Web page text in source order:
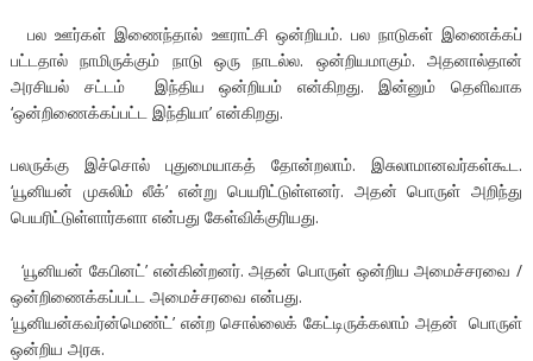
பல ஊர்கள் இணைந்தால் ஊராட்சி ஒன்றியம். பல நாடுகள் இணைக்கப்
பட்டதால் நாமிருக்கும் நாடு ஒரு நாடல்ல. ஒன்றியமாகும். அதனால்தான்
அரசியல் சட்டம் இந்திய ஒன்றியம் என்கிறது. இன்னும் தெளிவாக
‘ஒன்றிணைக்கப்பட்ட இந்தியா’ என்கிறது.
பலருக்கு இச்சொல் புதுமையாகத் தோன்றலாம். இசுலாமானவர்கள்கூட.
‘யூனியன் முசுலிம் லீக்’ என்று பெயரிட்டுள்ளனர். அதன் பொருள் அறிந்து
பெயரிட்டுள்ளார்களா என்பது கேள்விக்குரியது.
‘யூனியன் கேபினட்’ என்கின்றனர். அதன் பொருள் ஒன்றிய அமைச்சரவை /
ஒன்றிணைக்கப்பட்ட அமைச்சரவை என்பது.
‘யூனியன்கவர்ன்மெண்ட்’ என்ற சொல்லைக் கேட்டிருக்கலாம் அதன் பொருள்
ஒன்றிய அரசு.